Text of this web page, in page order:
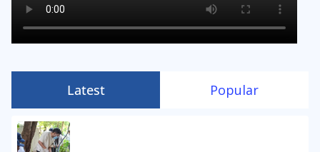
Latest Popular